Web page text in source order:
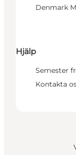
Denmark
Hjälp
Semester
Kontakta